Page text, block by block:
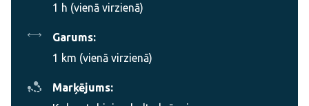
1 h (vienā virzienā)
Garums:
1 km (vienā virzienā)
Marķējums: